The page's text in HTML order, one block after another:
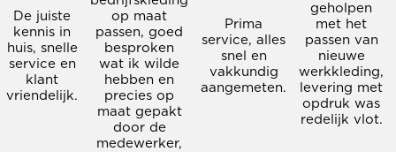
De juiste
kennis in
huis, snelle
service en
klant
vriendelijk.
op maat
passen, goed
besproken
wat ik wilde
hebben en
precies op
maat gepakt
door de
medewerker,
Prima
service, alles
snel en
vakkundig
aangemeten.
geholpen
met het
passen van
nieuwe
werkkleding,
levering met
opdruk was
redelijk vlot.